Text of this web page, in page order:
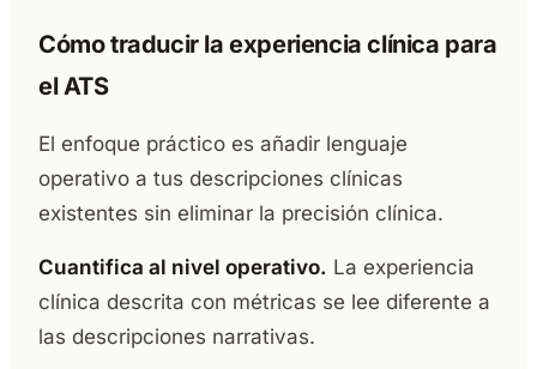
Cómo traducir la experiencia clínica para
el ATS
El enfoque práctico es añadir lenguaje
operativo a tus descripciones clínicas
existentes sin eliminar la precisión clínica.
Cuantifica al nivel operativo. La experiencia
clínica descrita con métricas se lee diferente a
las descripciones narrativas.